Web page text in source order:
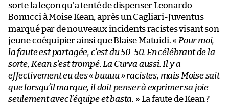
sorte la leçon qu’a tenté de dispenser Leonardo
Bonucci à Moise Kean, après un Cagliari-Juventus
marqué par de nouveaux incidents racistes visant son
jeune coéquipier ainsi que Blaise Matuidi. « Pour moi,
la faute est partagée, c’est du 50-50. En célébrant de la
sorte, Kean s’est trompé. La Curva aussi. Il y a
effectivement eu des « buuuu » racistes, mais Moise sait
que lorsqu’il marque, il doit penser à exprimer sa joie
seulement avec l’équipe et basta. » La faute de Kean ?